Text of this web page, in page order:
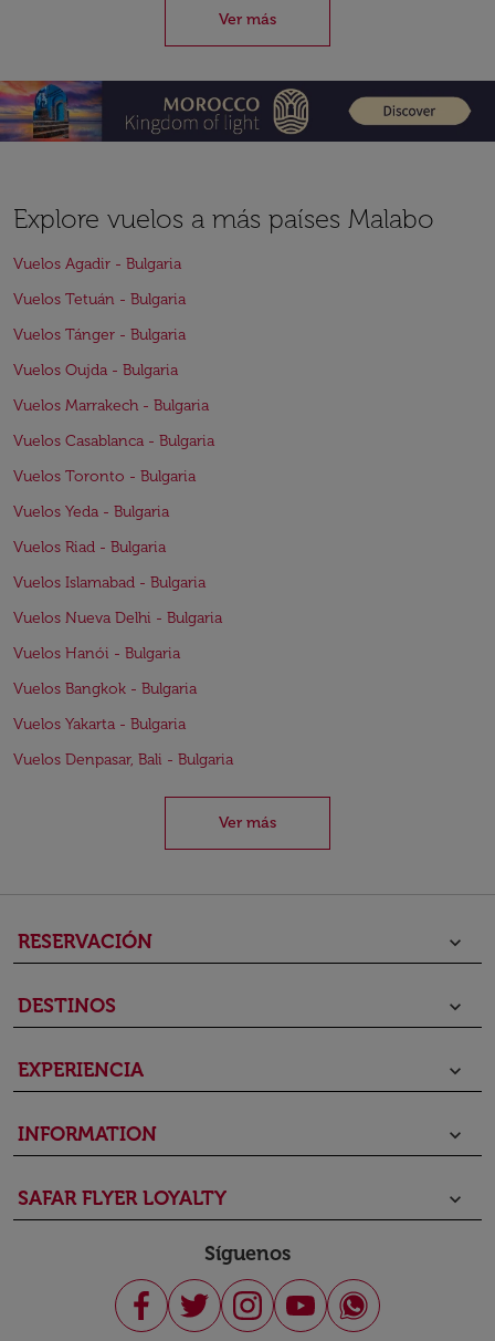
Ver más
Explore vuelos a más países Malabo
Vuelos Agadir - Bulgaria
Vuelos Tetuán - Bulgaria
Vuelos Tánger - Bulgaria
Vuelos Oujda - Bulgaria
Vuelos Marrakech - Bulgaria
Vuelos Casablanca - Bulgaria
Vuelos Toronto - Bulgaria
Vuelos Yeda - Bulgaria
Vuelos Riad - Bulgaria
Vuelos Islamabad - Bulgaria
Vuelos Nueva Delhi - Bulgaria
Vuelos Hanói - Bulgaria
Vuelos Bangkok - Bulgaria
Vuelos Yakarta - Bulgaria
Vuelos Denpasar, Bali - Bulgaria
Ver más
RESERVACIÓN keyboard_arrow_down
DESTINOS keyboard_arrow_down
EXPERIENCIA keyboard_arrow_down
INFORMATION keyboard_arrow_down
SAFAR FLYER LOYALTY keyboard_arrow_down
Síguenos